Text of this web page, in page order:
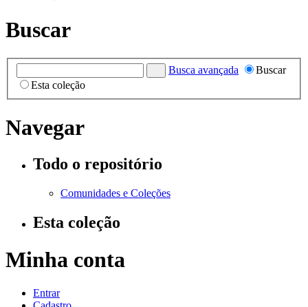
Buscar
Busca avançada
Buscar
Esta coleção
Navegar
Todo o repositório
Comunidades e Coleções
Esta coleção
Minha conta
Entrar